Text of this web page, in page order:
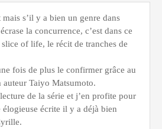
s’il y a bien un genre dans
la concurrence, c’est dans ce
of life, le récit de tranches de
fois de plus le confirmer grâce au
auteur Taiyo Matsumoto.
de la série et j’en profite pour
écrite il y a déjà bien